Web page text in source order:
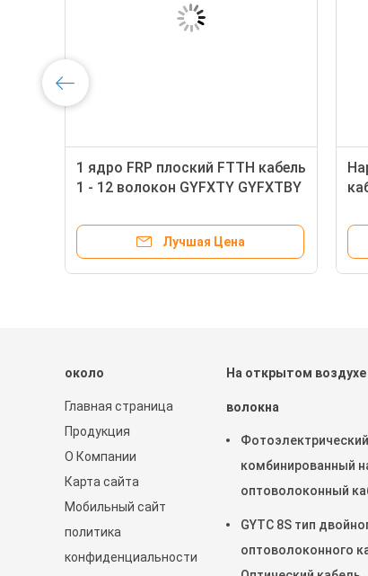
1 ядро FRP плоский FTTH кабель
1 - 12 волокон GYFXTY GYFXTBY
кабель
Лучшая Цена
около
Главная страница
Продукция
О Компании
Карта сайта
Мобильный сайт
политика
конфиденциальности
На открытом воздухе
волокна
Фотоэлектрический
комбинированный
оптоволоконный
GYTC 8S тип
оптоволоконного